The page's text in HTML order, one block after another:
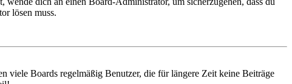
lösen muss.
viele Boards regelmäßig Benutzer, die für längere Zeit keine Beiträge